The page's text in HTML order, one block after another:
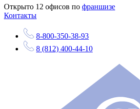
Открыто 12 офисов по франшизе
Контакты
8-800-350-38-93
8 (812) 400-44-10